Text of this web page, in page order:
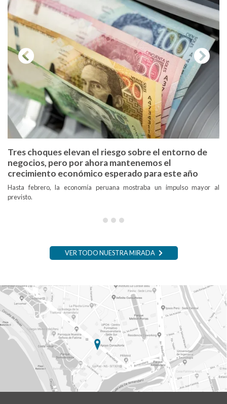
Tres choques elevan el riesgo sobre el entorno de
negocios, pero por ahora mantenemos el
crecimiento económico esperado para este año
Hasta febrero, la economía peruana mostraba un impulso mayor al
previsto.
Previous Next
VER TODO NUESTRA MIRADA